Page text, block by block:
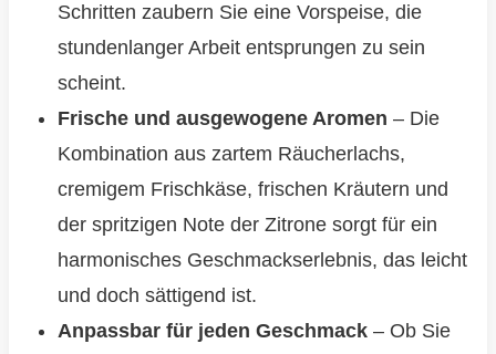
Schritten zaubern Sie eine Vorspeise, die
stundenlanger Arbeit entsprungen zu sein
scheint.
Frische und ausgewogene Aromen – Die
Kombination aus zartem Räucherlachs,
cremigem Frischkäse, frischen Kräutern und
der spritzigen Note der Zitrone sorgt für ein
harmonisches Geschmackserlebnis, das leicht
und doch sättigend ist.
Anpassbar für jeden Geschmack– Ob Sie